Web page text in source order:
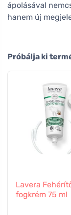
ápolásával
hanem új
Próbálja ki
Lavera
fogkrém 75 ml